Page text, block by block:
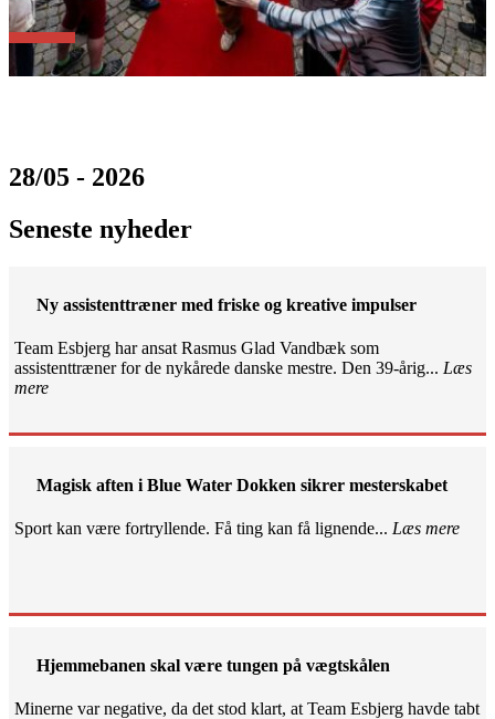
28/05 - 2026
Seneste nyheder
Ny assistenttræner med friske og kreative impulser
Team Esbjerg har ansat Rasmus Glad Vandbæk som
assistenttræner for de nykårede danske mestre. Den 39-årig... Læs
mere
Magisk aften i Blue Water Dokken sikrer mesterskabet
Sport kan være fortryllende. Få ting kan få lignende... Læs mere
Hjemmebanen skal være tungen på vægtskålen
Minerne var negative, da det stod klart, at Team Esbjerg havde tabt